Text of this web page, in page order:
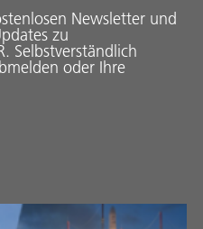
Newsletter und
zu
Selbstverständlich
oder Ihre